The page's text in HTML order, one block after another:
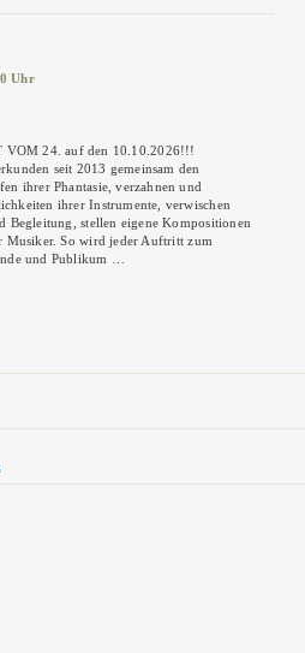
Uhr
VOM 24. auf den 10.10.2026!!!
seit 2013 gemeinsam den
ihrer Phantasie, verzahnen und
ihrer Instrumente, verwischen
Begleitung, stellen eigene Kompositionen
Musiker. So wird jeder Auftritt zum
und Publikum …